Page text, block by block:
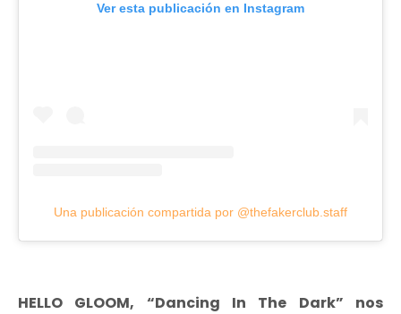
Ver esta publicación en Instagram
Una publicación compartida por @thefakerclub.staff
HELLO GLOOM, “Dancing In The Dark” nos